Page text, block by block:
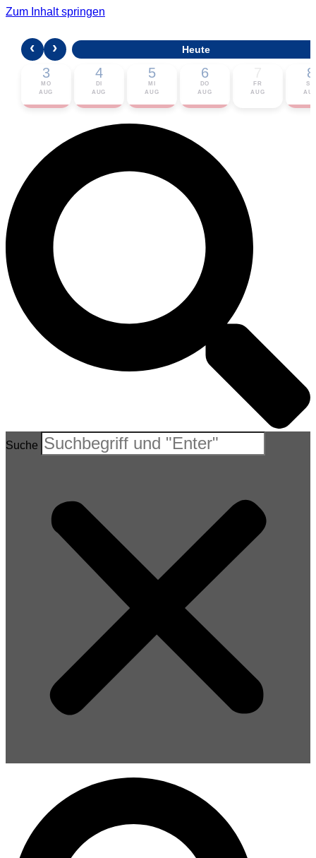
Zum Inhalt springen
🎟 Karten bestellen
‹ › Heute
3
MO
AUG
4
DI
AUG
5
MI
AUG
6
DO
AUG
FR
AUG
8
SA
Suche